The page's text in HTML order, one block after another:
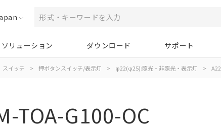
ソリューション ダウンロード サポート
スイッチ > 押ボタンスイッチ/表示灯 > φ22(φ25):照光・非照光・表示灯 >
TOA-G100-OC